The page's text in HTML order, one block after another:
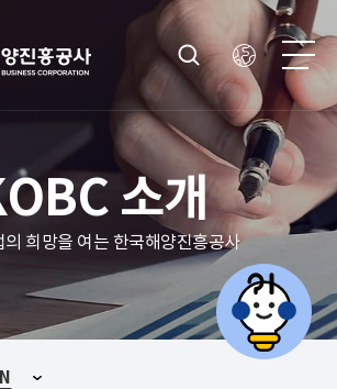
소개
의 희망을 여는 한국해양진흥공사